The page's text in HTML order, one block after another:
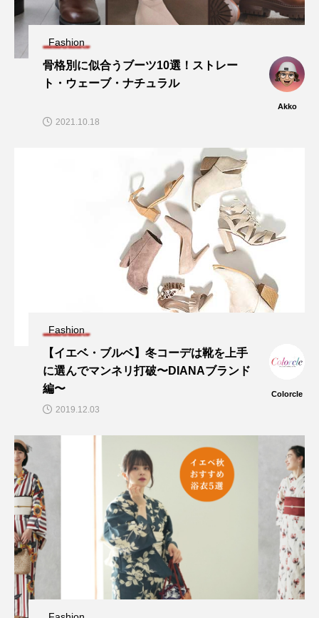
Fashion
骨格別に似合うブーツ10選！ストレー
ト・ウェーブ・ナチュラル
Akko
2021.10.18
Fashion
【イエベ・ブルベ】冬コーデは靴を上手
に選んでマンネリ打破〜DIANAブランド
編〜
Colorcle
2019.12.03